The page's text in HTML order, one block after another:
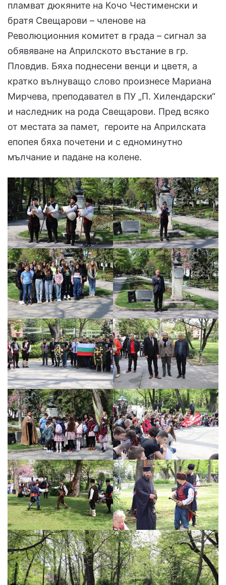
пламват дюкяните на Кочо Честименски и
братя Свещарови – членове на
Революционния комитет в града – сигнал за
обявяване на Априлското въстание в гр.
Пловдив. Бяха поднесени венци и цветя, а
кратко вълнуващо слово произнесе Мариана
Мирчева, преподавател в ПУ „П. Хилендарски“
и наследник на рода Свещарови. Пред всяко
от местата за памет, героите на Априлската
епопея бяха почетени и с едноминутно
мълчание и падане на колене.